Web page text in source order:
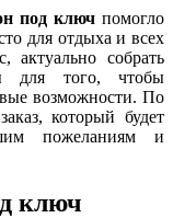
под ключпомогло
для отдыха и всех
собрать
для того, чтобы
возможности. По
который будет
пожеланиям и
ключ